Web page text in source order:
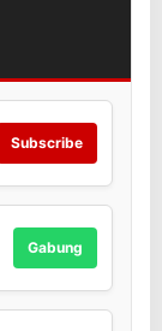
Subscribe
Gabung